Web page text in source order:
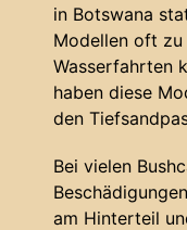
in Botswana
Modellen oft zu
Wasserfahrten
haben diese
den
Bei vielen
am Hinterteil